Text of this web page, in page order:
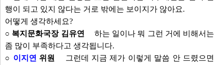
행이 되고 있지 않다는 거로 밖에는 보이지가 않아요.
어떻게 생각하세요?
○ 복지문화국장 김유연
하는 일이나 뭐 그런 거에 비해서는
좀 많이 부족하다고 생각됩니다.
○ 이지연 위원
그런데 지금 제가 이렇게 말씀 안 드렸으면